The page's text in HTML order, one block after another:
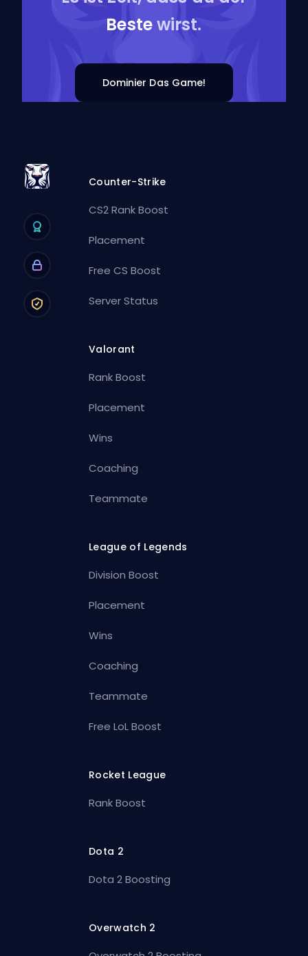
Bestewirst.
Dominier Das Game!
Counter-Strike
CS2 Rank Boost
Placement
Free CS Boost
Server Status
Valorant
Rank Boost
Placement
Wins
Coaching
Teammate
League of Legends
Division Boost
Placement
Wins
Coaching
Teammate
Free LoL Boost
Rocket League
Rank Boost
Dota 2
Dota 2 Boosting
Overwatch 2